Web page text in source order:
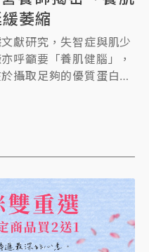
萎縮
獻研究，失智症與肌少
呼籲要「養肌健腦」，
攝取足夠的優質蛋白
黃素、維生素D、益
認知功能退化，避免落
環。